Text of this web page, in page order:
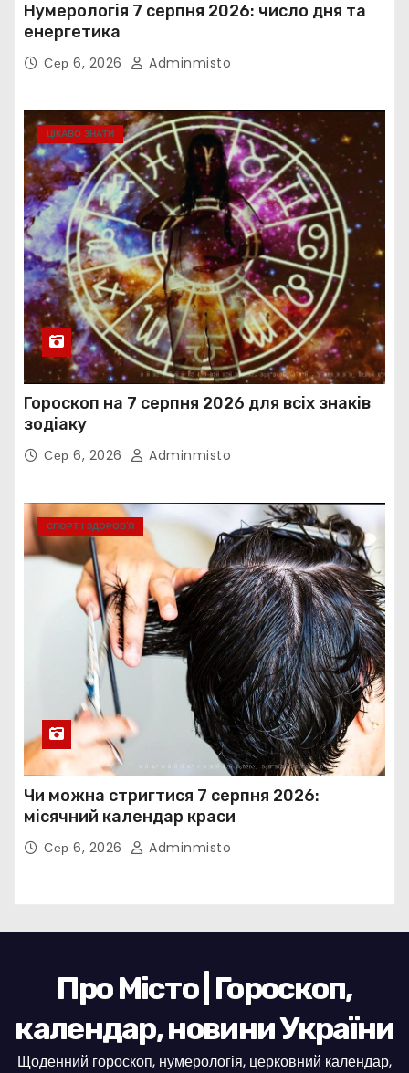
Нумерологія 7 серпня 2026: число дня та
енергетика
Сер 6, 2026 Adminmisto
ЦІКАВО ЗНАТИ
Гороскоп на 7 серпня 2026 для всіх знаків
зодіаку
Сер 6, 2026 Adminmisto
СПОРТ І ЗДОРОВ’Я
Чи можна стригтися 7 серпня 2026:
місячний календар краси
Сер 6, 2026 Adminmisto
Про Місто | Гороскоп,
календар, новини України
Щоденний гороскоп, нумерологія, церковний календар,